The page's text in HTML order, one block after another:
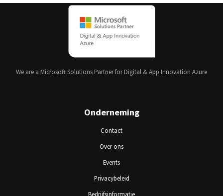
We are a Microsoft Solutions Partner for Digital & App Innovation Azure
Onderneming
Contact
Over ons
Events
Privacybeleid
Bedrijfsinformatie